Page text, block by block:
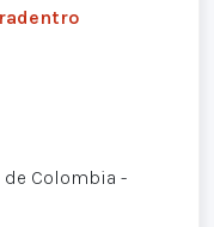
de Colombia -